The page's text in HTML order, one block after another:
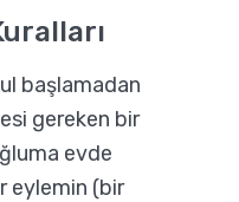
başlamadan
gereken bir
evde
eylemin (bir